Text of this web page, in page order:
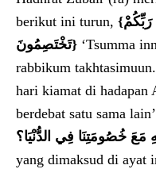
berikut ini turun, {رَبِّكُمْ
تَخْتَصِمُونَ} ‘Tsumma
rabbikum
hari kiamat di hadapan
berdebat satu sama
yang dimaksud di ayat